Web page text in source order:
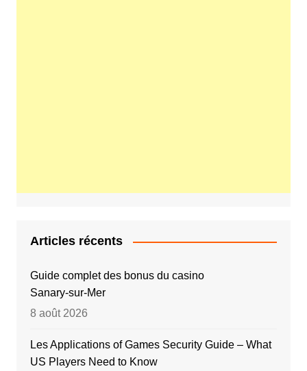
Articles récents
Guide complet des bonus du casino
Sanary‑sur‑Mer
8 août 2026
Les Applications of Games Security Guide – What
US Players Need to Know